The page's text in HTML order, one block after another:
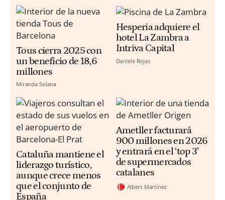
Tous cierra 2025 con
un beneficio de 18,6
millones
Miranda Solana
Hesperia adquiere el
hotel La Zambra a
Intriva Capital
Daniela Rojas
Cataluña mantiene el
liderazgo turístico,
aunque crece menos
que el conjunto de
España
Ametller facturará
900 millones en 2026
y entrará en el ‘top 3’
de supermercados
catalanes
Albert Martínez